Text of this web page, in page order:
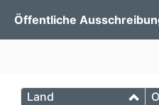
Öffentliche
Land